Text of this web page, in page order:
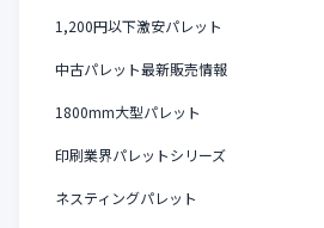
1,200円以下激安パレット
中古パレット最新販売情報
1800mm大型パレット
印刷業界パレットシリーズ
ネスティングパレット